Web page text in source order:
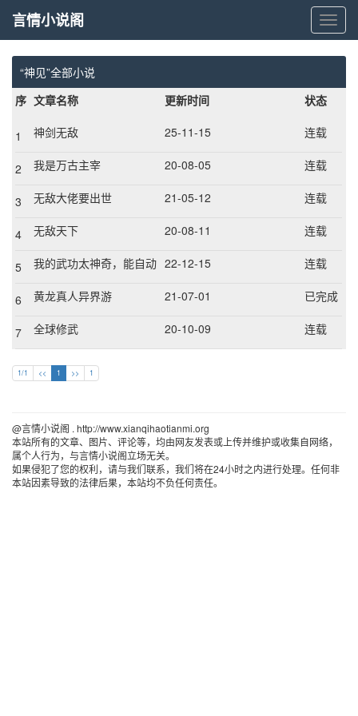
言
情
小
阁
言情小说阁
“神见”全部小说
序 文章名称 更新时间 状态
1 神剑无敌 25-11-15 连载
2 我是万古主宰 20-08-05 连载
3 无敌大佬要出世 21-05-12 连载
4 无敌天下 20-08-11 连载
5
我的武功太神奇，能自动
修炼
22-12-15 连载
6 黄龙真人异界游 21-07-01 已完成
7 全球修武 20-10-09 连载
1/1 << 1 >> 1
@言情小说阁 . http://www.xianqihaotianmi.org
本站所有的文章、图片、评论等，均由网友发表或上传并维护或收集自网络，
属个人行为，与言情小说阁立场无关。
如果侵犯了您的权利，请与我们联系，我们将在24小时之内进行处理。任何非
本站因素导致的法律后果，本站均不负任何责任。